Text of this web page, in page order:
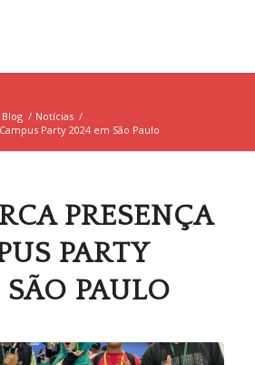
Blog / Notícias /
Party 2024 em São Paulo
PRESENÇA
PARTY
PAULO